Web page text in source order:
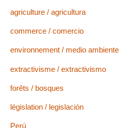
agriculture / agricultura
commerce / comercio
environnement / medio ambiente
extractivisme / extractivismo
forêts / bosques
législation / legislación
Perú